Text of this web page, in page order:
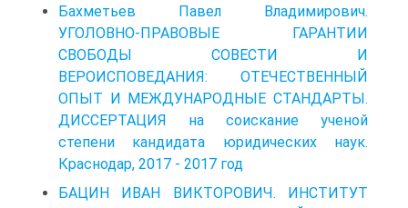
Бахметьев Павел Владимирович.
УГОЛОВНО-ПРАВОВЫЕ ГАРАНТИИ
СВОБОДЫ СОВЕСТИ И
ВЕРОИСПОВЕДАНИЯ: ОТЕЧЕСТВЕННЫЙ
ОПЫТ И МЕЖДУНАРОДНЫЕ СТАНДАРТЫ.
ДИССЕРТАЦИЯ на соискание ученой
степени кандидата юридических наук.
Краснодар, 2017 - 2017 год
БАЦИН ИВАН ВИКТОРОВИЧ. ИНСТИТУТ